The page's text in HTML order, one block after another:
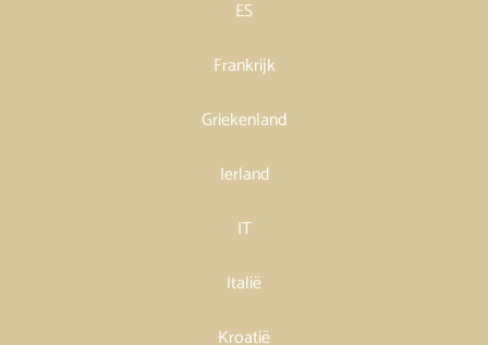
ES
Frankrijk
Griekenland
Ierland
IT
Italië
Kroatië